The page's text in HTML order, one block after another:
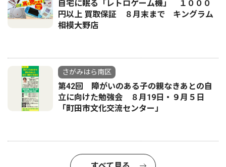
自宅に眠る「レトロゲーム機」 １０００
円以上 買取保証 ８月末まで キングラム
相模大野店
さがみはら南区
第42回 障がいのある子の親なきあとの自
立に向けた勉強会 ８月19日・９月５日
「町田市文化交流センター」